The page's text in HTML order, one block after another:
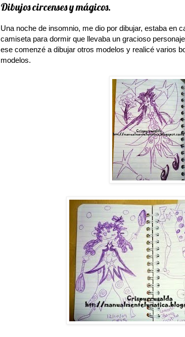
Dibujos circenses y mágicos.
Una noche de insomnio, me dio por dibujar, estaba en
camiseta para dormir que llevaba un gracioso
ese comenzé a dibujar otros modelos y realicé varios
modelos.